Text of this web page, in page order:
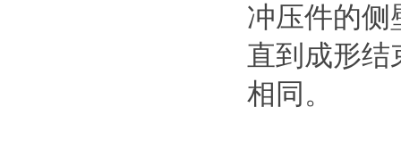
冲压件的侧
直到成形结
相同。